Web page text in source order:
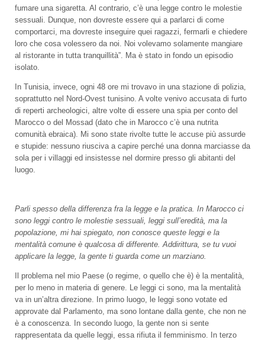
fumare una sigaretta. Al contrario, c’è una legge contro le molestie
sessuali. Dunque, non dovreste essere qui a parlarci di come
comportarci, ma dovreste inseguire quei ragazzi, fermarli e chiedere
loro che cosa volessero da noi. Noi volevamo solamente mangiare
al ristorante in tutta tranquillità”. Ma è stato in fondo un episodio
isolato.
In Tunisia, invece, ogni 48 ore mi trovavo in una stazione di polizia,
soprattutto nel Nord-Ovest tunisino. A volte venivo accusata di furto
di reperti archeologici, altre volte di essere una spia per conto del
Marocco o del Mossad (dato che in Marocco c’è una nutrita
comunità ebraica). Mi sono state rivolte tutte le accuse più assurde
e stupide: nessuno riusciva a capire perché una donna marciasse da
sola per i villaggi ed insistesse nel dormire presso gli abitanti del
luogo.
Parli spesso della differenza fra la legge e la pratica. In Marocco ci
sono leggi contro le molestie sessuali, leggi sull’eredità, ma la
popolazione, mi hai spiegato, non conosce queste leggi e la
mentalità comune è qualcosa di differente. Addirittura, se tu vuoi
applicare la legge, la gente ti guarda come un marziano.
Il problema nel mio Paese (o regime, o quello che è) è la mentalità,
per lo meno in materia di genere. Le leggi ci sono, ma la mentalità
va in un’altra direzione. In primo luogo, le leggi sono votate ed
approvate dal Parlamento, ma sono lontane dalla gente, che non ne
è a conoscenza. In secondo luogo, la gente non si sente
rappresentata da quelle leggi, essa rifiuta il femminismo. In terzo